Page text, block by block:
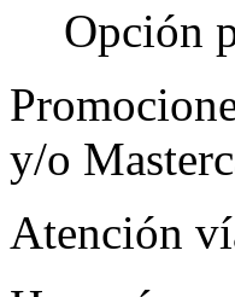
Opción
y/o
Atención